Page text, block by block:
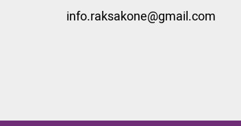
info.raksakone@gmail.com